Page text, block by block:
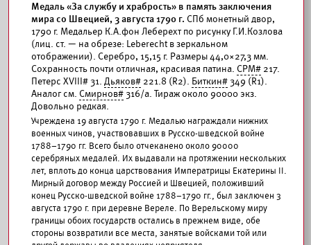
Медаль «За службу и храбрость» в память заключения
мира со Швецией, 3 августа 1790 г. СПб монетный двор,
1790 г. Медальер К.А.фон Леберехт по рисунку Г.И.Козлова
(лиц. ст. — на обрезе: Leberecht в зеркальном
отображении). Серебро, 15,15 г. Размеры 44,0×27,3 мм.
Сохранность почти отличная, красивая патина. СРМ# 217.
Петерс XVIII# 31. Дьяков# 221.8 (R2). Биткин#349 (R1).
Аналог см. Смирнов#316/а. Тираж около 90000 экз.
Довольно редкая.
Учреждена 19 августа 1790 г. Медалью награждали нижних
военных чинов, участвовавших в Русско-шведской войне
1788–1790 гг. Всего было отчеканено около 90000
серебряных медалей. Их выдавали на протяжении нескольких
лет, вплоть до конца царствования Императрицы Екатерины II.
Мирный договор между Россией и Швецией, положивший
конец Русско-шведской войне 1788–1790 гг., был заключен 3
августа 1790 г. при деревне Вереле. По Верельскому миру
границы обоих государств остались в прежнем виде, обе
стороны возвратили все места, занятые войсками той или